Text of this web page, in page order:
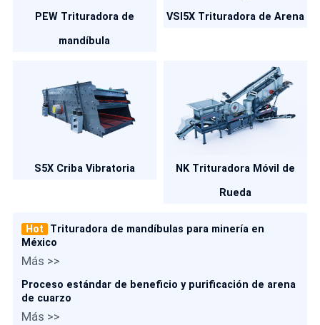
PEW Trituradora de
mandíbula
VSI5X Trituradora de Arena
S5X Criba Vibratoria
NK Trituradora Móvil de
Rueda
Hot
Trituradora de mandíbulas para minería en
México
Más >>
Proceso estándar de beneficio y purificación de arena
de cuarzo
Más >>